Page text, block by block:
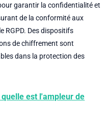
garantir la confidentialité et
de la conformité aux
RGPD. Des dispositifs
de chiffrement sont
dans la protection des
est l'ampleur de